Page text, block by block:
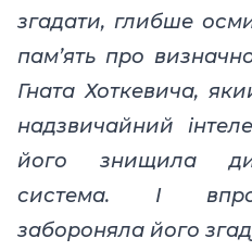
згадати, глибше
пам’ять про
Гната Хоткевича,
надзвичайний
його знищила
система. І
забороняла його